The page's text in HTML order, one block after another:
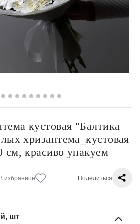
кустовая "Балтика
хризантема_кустовая
см, красиво упакуем
В избранное Поделиться
шт